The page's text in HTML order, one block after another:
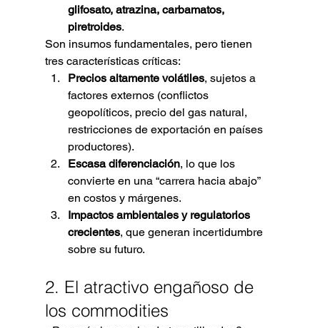
glifosato, atrazina, carbamatos,
piretroides.
Son insumos fundamentales, pero tienen
tres características críticas:
Precios altamente volátiles, sujetos a
factores externos (conflictos
geopolíticos, precio del gas natural,
restricciones de exportación en países
productores).
Escasa diferenciación, lo que los
convierte en una “carrera hacia abajo”
en costos y márgenes.
Impactos ambientales y regulatorios
crecientes, que generan incertidumbre
sobre su futuro.
2. El atractivo engañoso de
los commodities